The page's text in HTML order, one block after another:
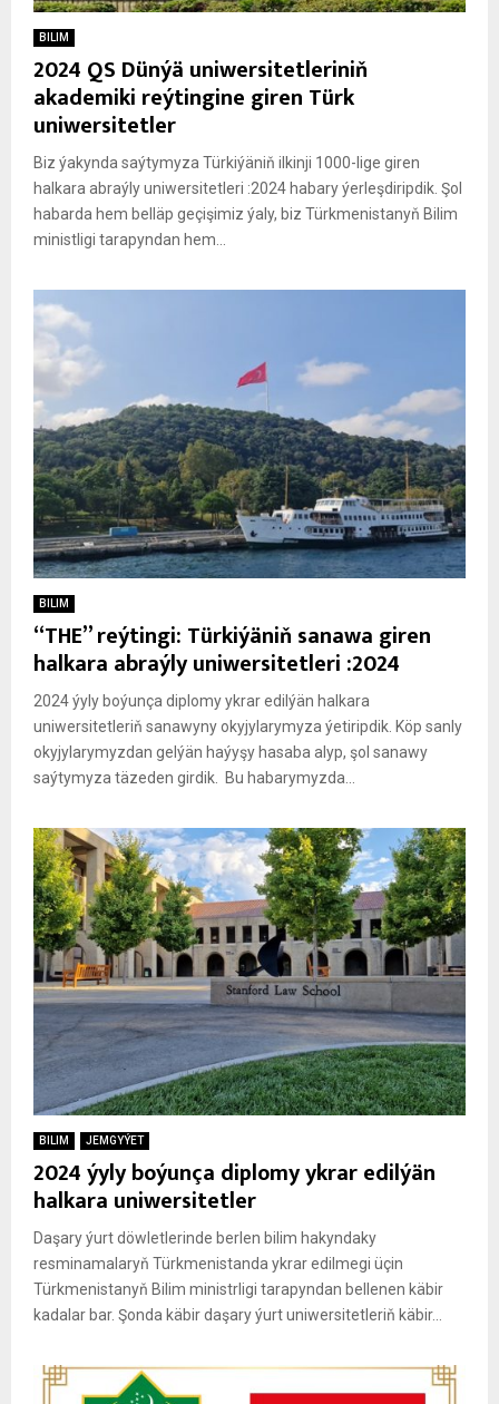
BILIM
2024 QS Dünýä uniwersitetleriniň
akademiki reýtingine giren Türk
uniwersitetler
Biz ýakynda saýtymyza Türkiýäniň ilkinji 1000-lige giren
halkara abraýly uniwersitetleri :2024 habary ýerleşdiripdik. Şol
habarda hem belläp geçişimiz ýaly, biz Türkmenistanyň Bilim
ministligi tarapyndan hem...
BILIM
“THE” reýtingi: Türkiýäniň sanawa giren
halkara abraýly uniwersitetleri :2024
2024 ýyly boýunça diplomy ykrar edilýän halkara
uniwersitetleriň sanawyny okyjylarymyza ýetiripdik. Köp sanly
okyjylarymyzdan gelýän haýyşy hasaba alyp, şol sanawy
saýtymyza täzeden girdik. Bu habarymyzda...
BILIM JEMGYÝET
2024 ýyly boýunça diplomy ykrar edilýän
halkara uniwersitetler
Daşary ýurt döwletlerinde berlen bilim hakyndaky
resminamalaryň Türkmenistanda ykrar edilmegi üçin
Türkmenistanyň Bilim ministrligi tarapyndan bellenen käbir
kadalar bar. Şonda käbir daşary ýurt uniwersitetleriň käbir...